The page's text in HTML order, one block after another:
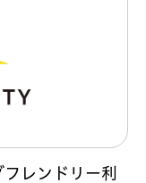
レンドリー利